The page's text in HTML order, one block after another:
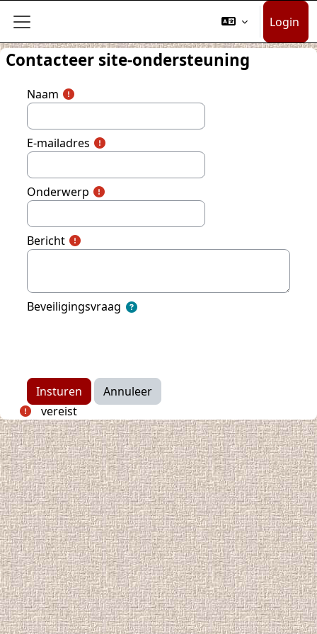
Ga naar hoofdinhoud
Zijpaneel
Login
Contacteer site-ondersteuning
Naam
E-mailadres
Onderwerp
Bericht
Beveiligingsvraag
vereist